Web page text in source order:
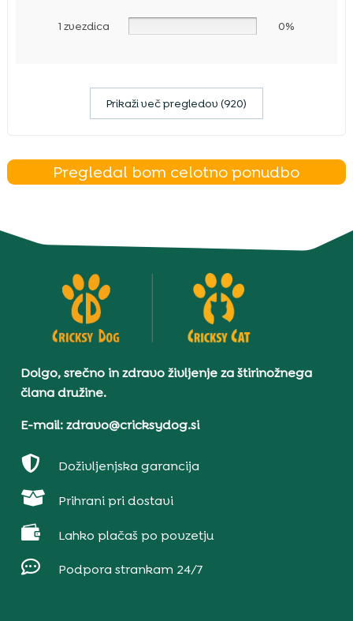
1 zvezdica 0%
Prikaži več pregledov (920)
Pregledal bom celotno ponudbo
Dolgo, srečno in zdravo življenje za štirinožnega
člana družine.
E-mail: zdravo@cricksydog.si
 Doživljenjska garancija
 Prihrani pri dostavi
 Lahko plačaš po povzetju
 Podpora strankam 24/7